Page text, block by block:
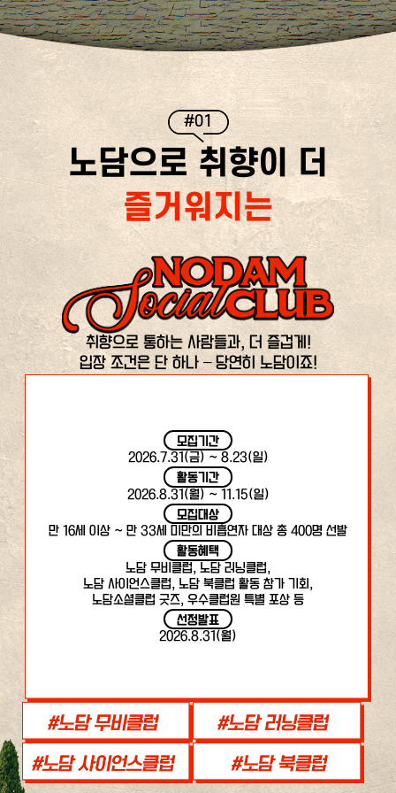
#01
노담으로 취향이 더
즐거워지는
취향으로 통하는 사람들과, 더 즐겁게!
입장 조건은 단 하나 – 당연히 노담이죠!
모집기간
2026.7.31(금) ~ 8.23(일)
활동기간
2026.8.31(월) ~ 11.15(일)
모집대상
만 16세 이상 ~ 만 33세 미만의 비흡연자 대상 총 400명 선발
활동혜택
노담 무비클럽, 노담 러닝클럽,
노담 사이언스클럽, 노담 북클럽 활동 참가 기회,
노담소셜클럽 굿즈, 우수클럽원 특별 포상 등
선정발표
2026.8.31(월)